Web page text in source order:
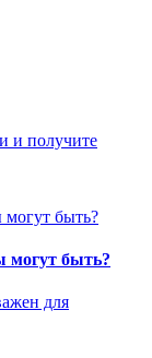
и получите
могут быть?